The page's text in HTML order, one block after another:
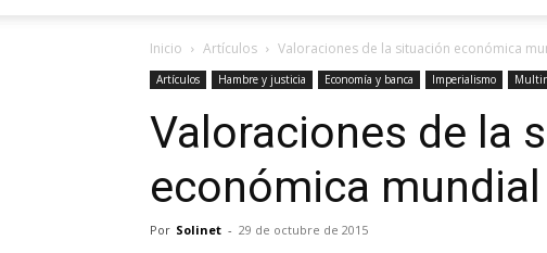
Inicio Artículos Valoraciones de la situación económica
Artículos Hambre y justicia Economía y banca Imperialismo
Valoraciones de la
económica mundial
Por Solinet - 29 de octubre de 2015